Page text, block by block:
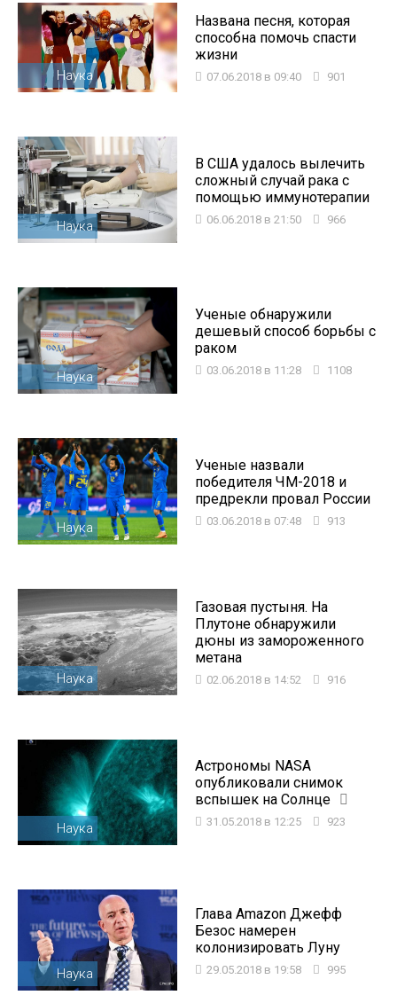
Наука
Названа песня, которая
способна помочь спасти
жизни
07.06.2018 в 09:40 901
Наука
В США удалось вылечить
сложный случай рака с
помощью иммунотерапии
06.06.2018 в 21:50 966
Наука
Ученые обнаружили
дешевый способ борьбы с
раком
03.06.2018 в 11:28 1108
Наука
Ученые назвали
победителя ЧМ-2018 и
предрекли провал России
03.06.2018 в 07:48 913
Наука
Газовая пустыня. На
Плутоне обнаружили
дюны из замороженного
метана
02.06.2018 в 14:52 916
Наука
Астрономы NASA
опубликовали снимок
вспышек на Солнце
31.05.2018 в 12:25 923
Наука
Глава Amazon Джефф
Безос намерен
колонизировать Луну
29.05.2018 в 19:58 995